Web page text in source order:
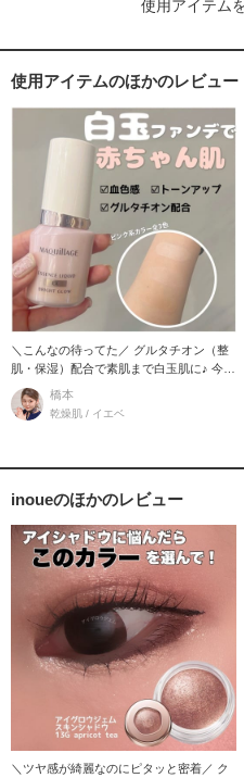
使用アイテム
使用アイテムのほかのレビュー
＼こんなの待ってた／ グルタチオン（整
肌・保湿）配合で素肌まで白玉肌に♪ 今っ
ぽ肌を叶える
橋本
乾燥肌 / イエベ
inoueのほかのレビュー
＼ツヤ感が綺麗なのにピタッと密着／ ク